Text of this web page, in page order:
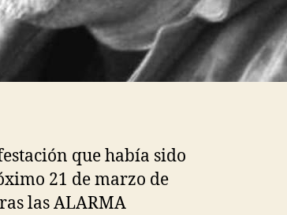
que había sido
21 de marzo de
las ALARMA